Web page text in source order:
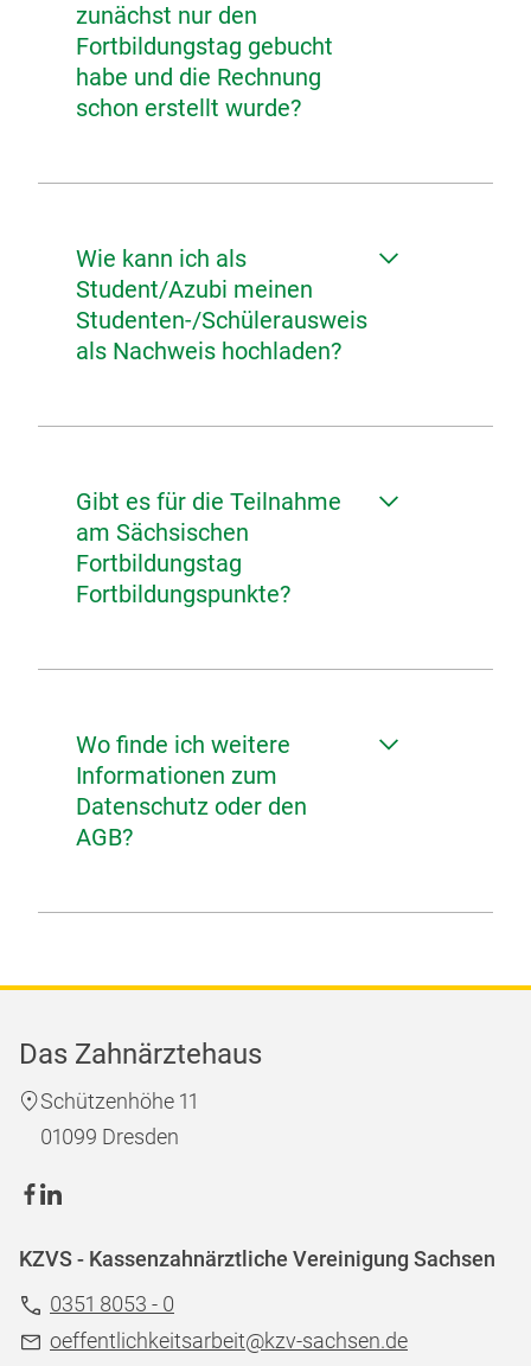
zunächst nur den
Fortbildungstag gebucht
habe und die Rechnung
schon erstellt wurde?
Wie kann ich als
Student/Azubi meinen
Studenten-/Schülerausweis
als Nachweis hochladen?
Gibt es für die Teilnahme
am Sächsischen
Fortbildungstag
Fortbildungspunkte?
Wo finde ich weitere
Informationen zum
Datenschutz oder den
AGB?
Das Zahnärztehaus
Schützenhöhe 11
01099 Dresden
KZVS - Kassenzahnärztliche Vereinigung Sachsen
0351 8053 - 0
oeffentlichkeitsarbeit@kzv-sachsen.de